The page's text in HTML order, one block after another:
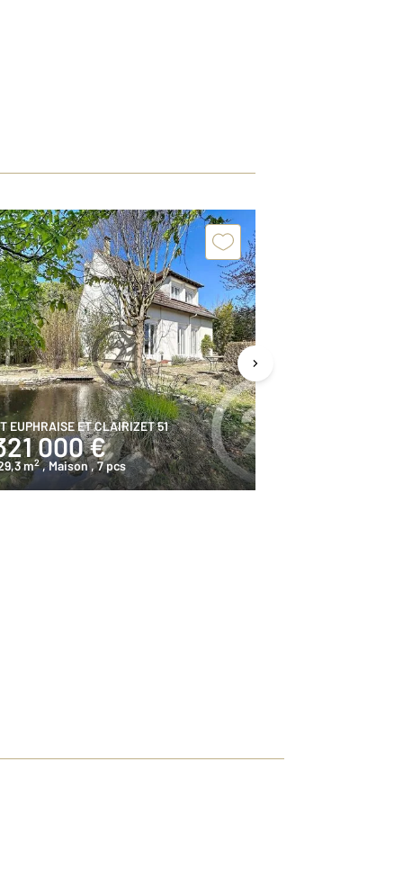
EUPHRAISE ET CLAIRIZET 51
000 €
m2 , Maison, 7 pcs